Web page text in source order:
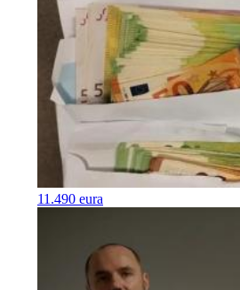
11.490 eura